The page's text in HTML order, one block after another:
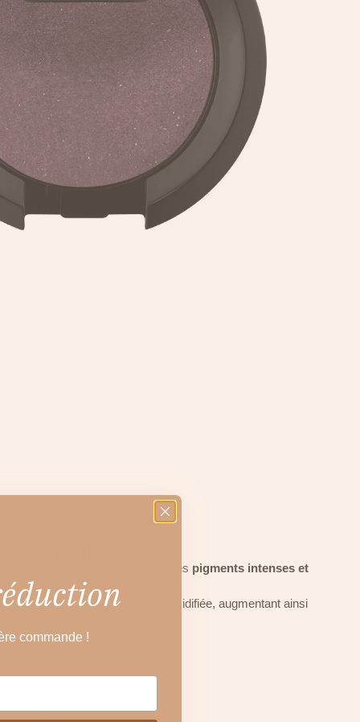
la paupière grâce à des pigments intenses et
en crème lorsqu'elle est humidifiée, augmentant ainsi
commande !